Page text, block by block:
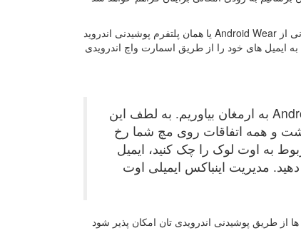
در واقع ماجرا از این قرار است که در جدیدترین آپدیت ارائه شده برای این اپلیکیشن پشتیبانی از Android Wear یا همان پلتفرم پوشیدنی اندروید
ایمیل های خود را از طریق اسمارت واچ اندرویدی
این هفته می خواهیم بهترین های اوت لوک را برای کاربران Android Wear به ارمغان بیاوریم. به لطف این
و همه اتفاقات روی مچ شما رخ
به اوت لوک را چک کنید، ایمیل
دهید. مدیریت اینباکس ایمیلی اوت
ها از طریق پوشیدنی اندرویدی تان امکان پذیر شود